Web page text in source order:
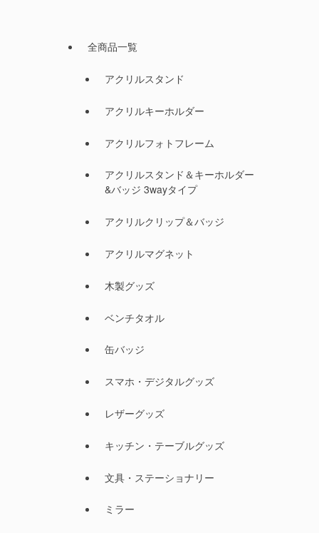
全商品一覧
アクリルスタンド
アクリルキーホルダー
アクリルフォトフレーム
アクリルスタンド＆キーホルダー
&バッジ 3wayタイプ
アクリルクリップ＆バッジ
アクリルマグネット
木製グッズ
ベンチタオル
缶バッジ
スマホ・デジタルグッズ
レザーグッズ
キッチン・テーブルグッズ
文具・ステーショナリー
ミラー